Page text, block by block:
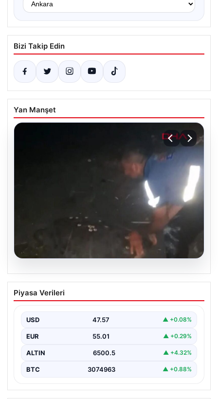
Bizi Takip Edin
Yan Manşet
Sahilde yönünü şaşıran caretta
carettayı vatandaşlar denize ulaştırdı
Piyasa Verileri
USD 47.57 ▲ +0.08%
EUR 55.01 ▲ +0.29%
ALTIN 6500.5 ▲ +4.32%
BTC 3074963 ▲ +0.88%